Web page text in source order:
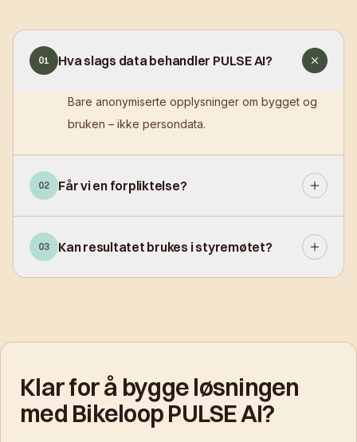
01 Hva slags data behandler PULSE AI?
Bare anonymiserte opplysninger om bygget og
bruken – ikke persondata.
02 Får vi en forpliktelse?
03 Kan resultatet brukes i styremøtet?
Klar for å bygge løsningen
med Bikeloop PULSE AI?